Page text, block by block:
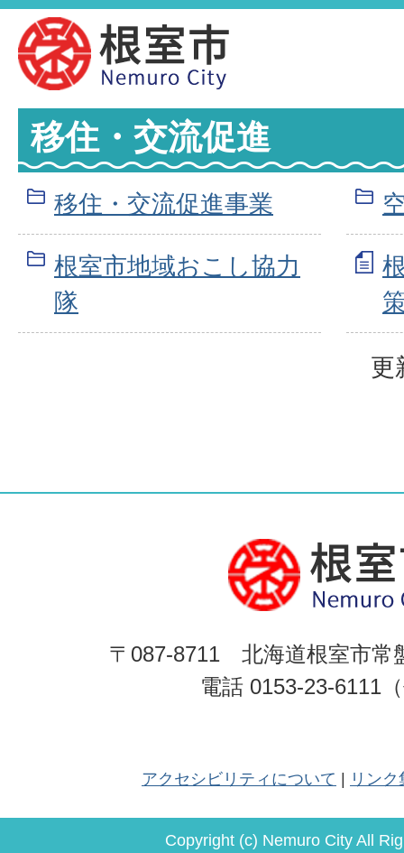
移住・交流促進
移住・交流促進事業
根室市地域おこし協力
隊
更
〒087-8711 北海道根室市常
電話 0153-23-6111
アクセシビリティについて リンク
Copyright (c) Nemuro City All